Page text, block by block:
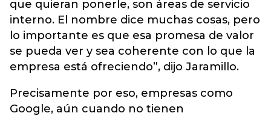
que quieran ponerle, son áreas de servicio
interno. El nombre dice muchas cosas, pero
lo importante es que esa promesa de valor
se pueda ver y sea coherente con lo que la
empresa está ofreciendo”, dijo Jaramillo.
Precisamente por eso, empresas como
Google, aún cuando no tienen